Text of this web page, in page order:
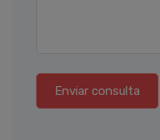
Enviar consulta